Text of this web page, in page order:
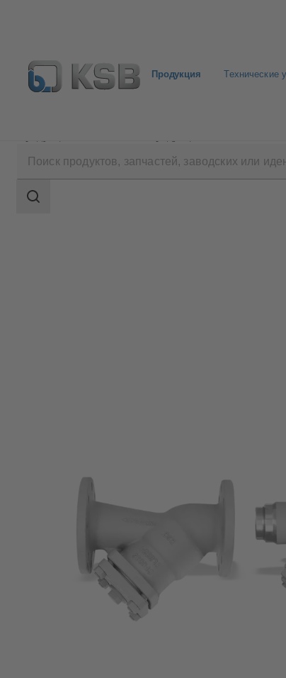
Продукция Технические
поиска
Область